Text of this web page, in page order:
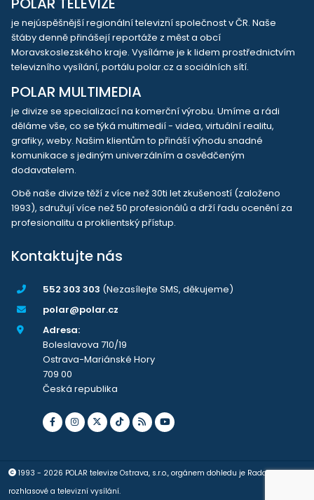
je nejúspěšnější regionální televizní společnost v ČR. Naše
štáby denně přinášejí reportáže z měst a obcí
Moravskoslezského kraje. Vysíláme je k lidem prostřednictvím
televizního vysílání, portálu polar.cz a sociálních sítí.
POLAR MULTIMEDIA
je divize se specializací na komerční výrobu. Umíme a rádi
děláme vše, co se týká multimedií - videa, virtuální realitu,
grafiky, weby. Našim klientům to přináší výhodu snadné
komunikace s jediným univerzálním a osvědčeným
dodavatelem.
Obě naše divize těží z více než 30ti let zkušeností (založeno
1993), sdružují více než 50 profesionálů a drží řadu ocenění za
profesionalitu a proklientský přístup.
Kontaktujte nás
552 303 303 (Nezasílejte SMS, děkujeme)
polar@polar.cz
Adresa:
Boleslavova 710/19
Ostrava-Mariánské Hory
709 00
Česká republika
1993 - 2026 POLAR televize Ostrava, s.r.o., orgánem dohledu je Rada pro
rozhlasové a televizní vysílání.